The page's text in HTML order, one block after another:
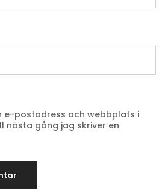
e-postadress och webbplats i
nästa gång jag skriver en